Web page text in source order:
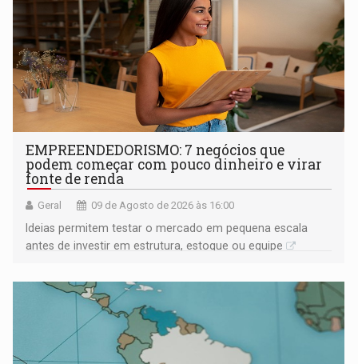
EMPREENDEDORISMO: 7 negócios que
podem começar com pouco dinheiro e virar
fonte de renda
Geral 09 de Agosto de 2026 às 16:00
Ideias permitem testar o mercado em pequena escala
antes de investir em estrutura, estoque ou equipe